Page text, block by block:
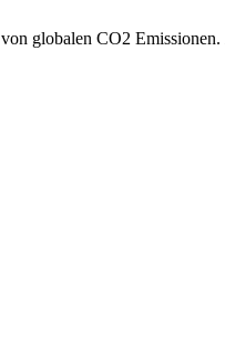
globalen CO2 Emissionen.